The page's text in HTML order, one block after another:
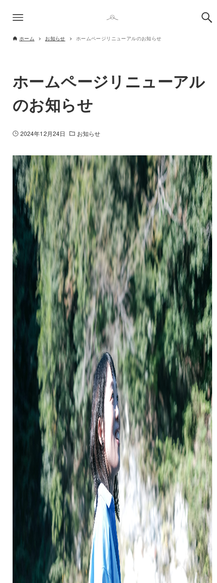
ホーム お知らせ ホームページリニューアルのお知らせ
ホームページリニューアル
のお知らせ
2024年12月24日 お知らせ